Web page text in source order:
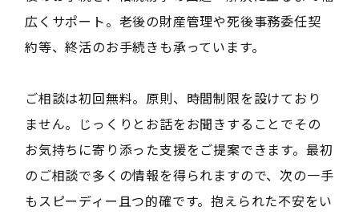
広くサポート。老後の財産管理や死後事務委任契
約等、終活のお手続きも承っています。
ご相談は初回無料。原則、時間制限を設けており
ません。じっくりとお話をお聞きすることでその
お気持ちに寄り添った支援をご提案できます。最初
のご相談で多くの情報を得られますので、次の一手
もスピーディー且つ的確です。抱えられた不安をい